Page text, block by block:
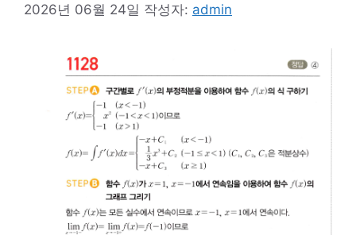
2026년 06월 24일 작성자: admin